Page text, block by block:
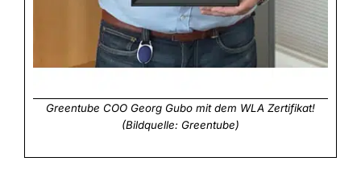
Greentube COO Georg Gubo mit dem WLA Zertifikat!
(Bildquelle: Greentube)